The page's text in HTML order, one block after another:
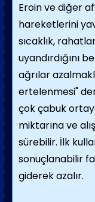
Eroin ve diğer
hareketlerini
sıcaklık,
uyandırdığını
ağrılar
ertelenmesi"
çok çabuk
miktarına ve
sürebilir. İlk
sonuçlanabilir
giderek azalır.